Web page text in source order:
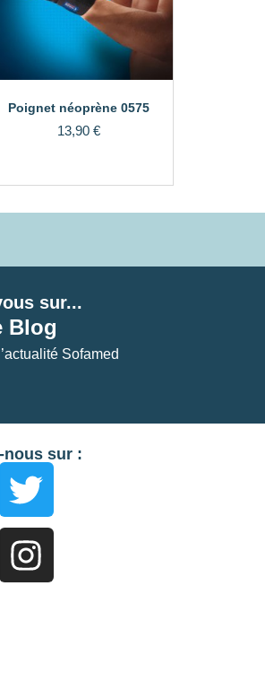
Poignet néoprène 0575
13,90 €
sur...
Blog
Sofamed
nous sur :